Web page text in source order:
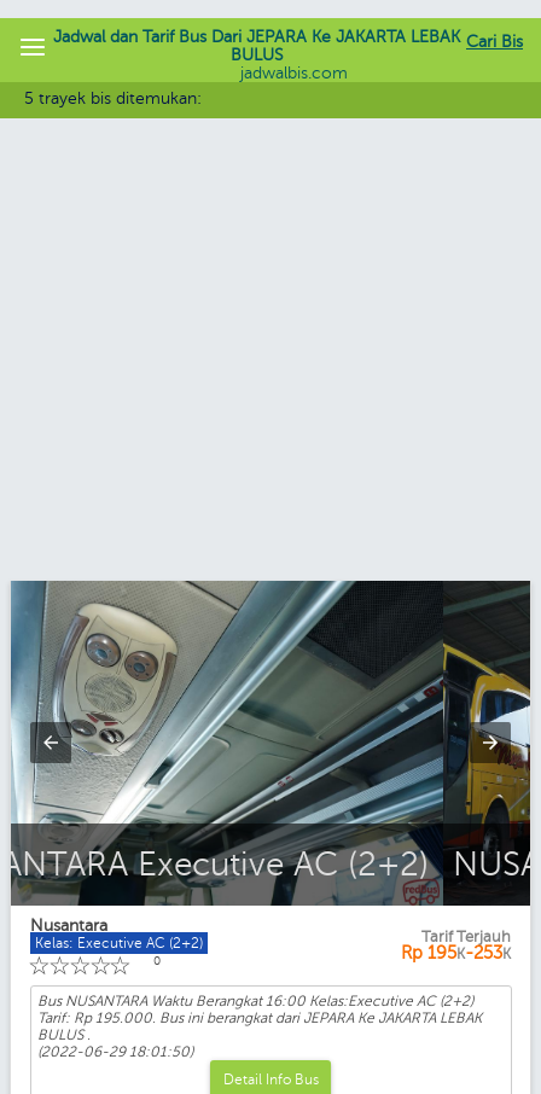
Cari Bis
Jadwal dan Tarif Bus Dari JEPARA Ke JAKARTA LEBAK
BULUS
jadwalbis.com
5 trayek bis ditemukan:
NUSANTARA Executive AC (2+2)
Nusantara
Kelas: Executive AC (2+2)
☆
☆
☆
☆
☆ 0
Tarif Terjauh
Rp 195K-253K
Bus NUSANTARA Waktu Berangkat 16:00 Kelas:Executive AC (2+2)
Tarif: Rp 195.000. Bus ini berangkat dari JEPARA Ke JAKARTA LEBAK
BULUS .
(2022-06-29 18:01:50)
Detail Info Bus